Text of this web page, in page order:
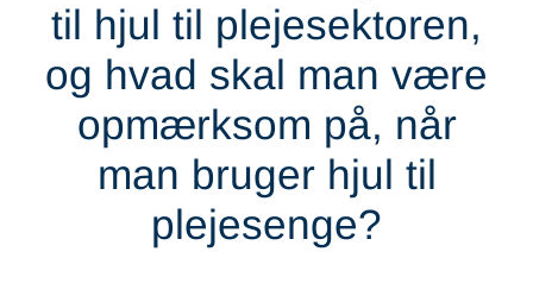
til hjul til plejesektoren,
og hvad skal man være
opmærksom på, når
man bruger hjul til
plejesenge?